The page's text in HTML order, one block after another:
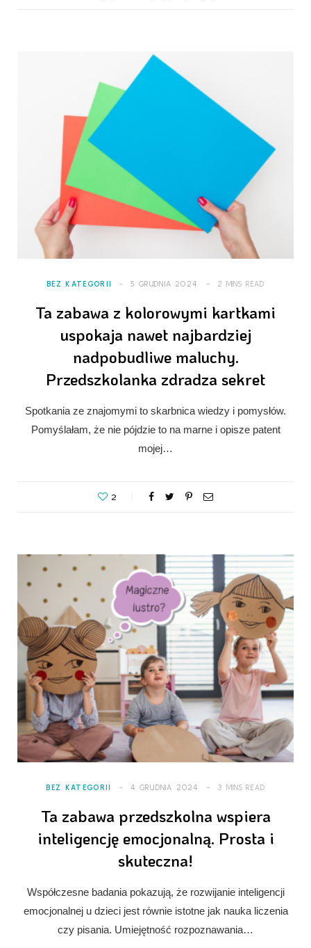
BEZ KATEGORII 5 GRUDNIA 2024 2 MINS READ
Ta zabawa z kolorowymi kartkami
uspokaja nawet najbardziej
nadpobudliwe maluchy.
Przedszkolanka zdradza sekret
Spotkania ze znajomymi to skarbnica wiedzy i pomysłów.
Pomyślałam, że nie pójdzie to na marne i opisze patent
mojej…
2
BEZ KATEGORII 4 GRUDNIA 2024 3 MINS READ
Ta zabawa przedszkolna wspiera
inteligencję emocjonalną. Prosta i
skuteczna!
Współczesne badania pokazują, że rozwijanie inteligencji
emocjonalnej u dzieci jest równie istotne jak nauka liczenia
czy pisania. Umiejętność rozpoznawania…